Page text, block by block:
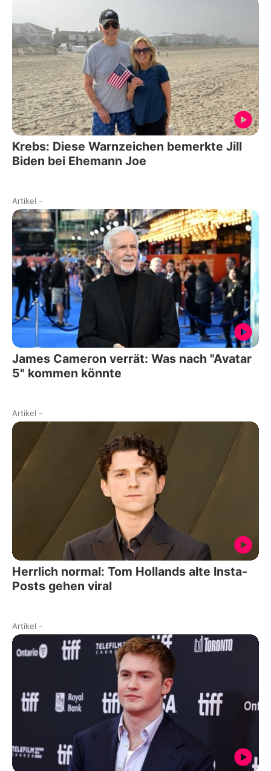
Krebs: Diese Warnzeichen bemerkte Jill
Biden bei Ehemann Joe
Artikel -
James Cameron verrät: Was nach "Avatar
5" kommen könnte
Artikel -
Herrlich normal: Tom Hollands alte Insta-
Posts gehen viral
Artikel -